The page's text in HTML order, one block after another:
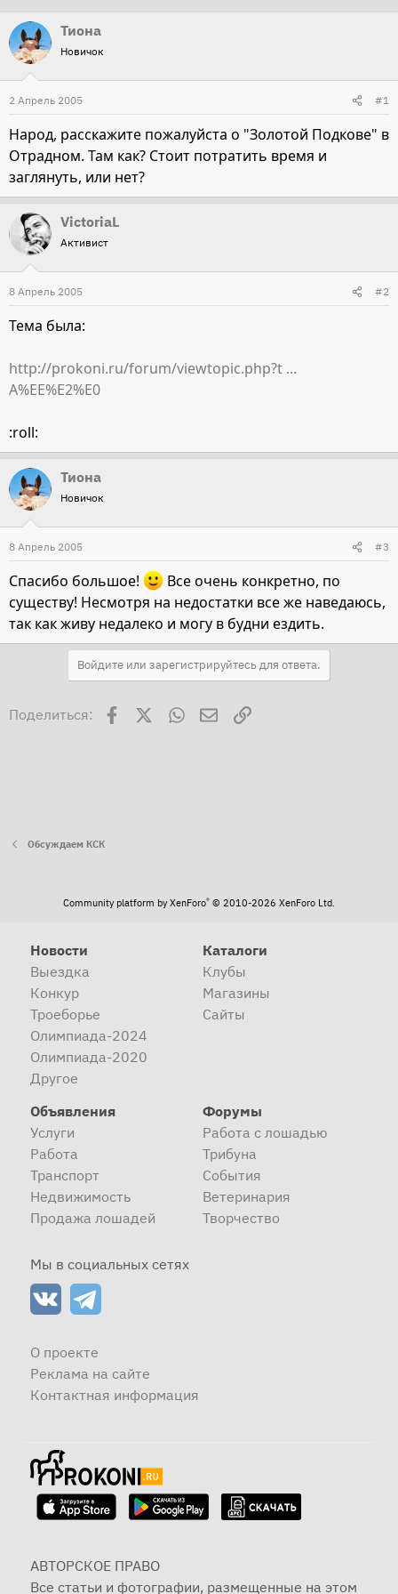
т
о
р
т
е
а
ч
Тиона
Новичок
2 Апрель 2005 #1
Народ, расскажите пожалуйста о "Золотой Подкове" в
Отрадном. Там как? Стоит потратить время и
заглянуть, или нет?
VictoriaL
Активист
8 Апрель 2005 #2
Тема была:
http://prokoni.ru/forum/viewtopic.php?t ...
A%EE%E2%E0
:roll:
Тиона
Новичок
8 Апрель 2005 #3
Спасибо большое!
Все очень конкретно, по
существу! Несмотря на недостатки все же наведаюсь,
так как живу недалеко и могу в будни ездить.
Войдите или зарегистрируйтесь для ответа.
Поделиться: Facebook WhatsAppЭлектронная почта
Ссылка
Обсуждаем КСК
Community platform by XenForo® © 2010-2026 XenForo Ltd.
Новости
Выездка
Конкур
Троеборье
Олимпиада-2024
Олимпиада-2020
Другое
Каталоги
Клубы
Магазины
Сайты
Объявления
Услуги
Работа
Транспорт
Недвижимость
Продажа лошадей
Форумы
Работа с лошадью
Трибуна
События
Ветеринария
Творчество
Мы в социальных сетях
О проекте
Реклама на сайте
Контактная информация
АВТОРСКОЕ ПРАВО
Все статьи и фотографии, размещенные на этом